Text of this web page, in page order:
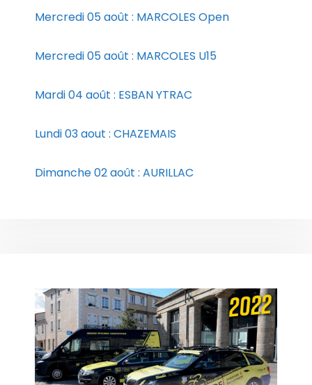
Mercredi 05 août : MARCOLES Open
Mercredi 05 août : MARCOLES U15
Mardi 04 août : ESBAN YTRAC
Lundi 03 aout : CHAZEMAIS
Dimanche 02 août : AURILLAC